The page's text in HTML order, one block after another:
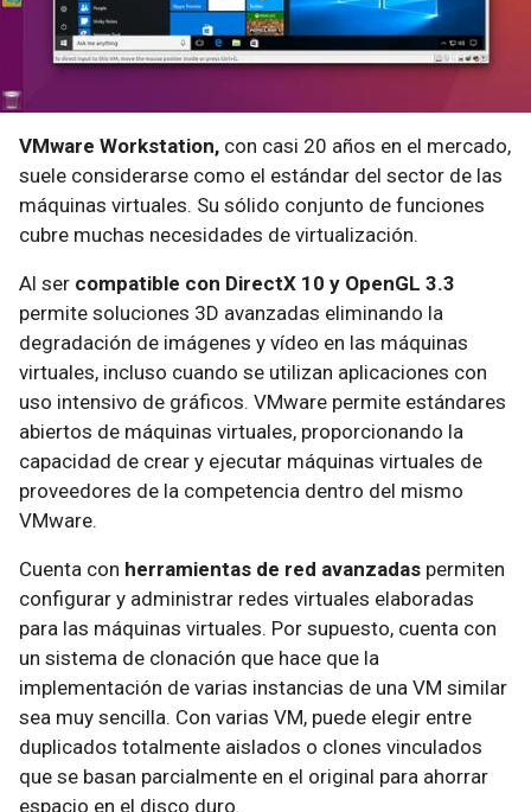
VMware Workstation, con casi 20 años en el mercado,
suele considerarse como el estándar del sector de las
máquinas virtuales. Su sólido conjunto de funciones
cubre muchas necesidades de virtualización.
Al ser compatible con DirectX 10 y OpenGL 3.3
permite soluciones 3D avanzadas eliminando la
degradación de imágenes y vídeo en las máquinas
virtuales, incluso cuando se utilizan aplicaciones con
uso intensivo de gráficos. VMware permite estándares
abiertos de máquinas virtuales, proporcionando la
capacidad de crear y ejecutar máquinas virtuales de
proveedores de la competencia dentro del mismo
VMware.
Cuenta con herramientas de red avanzadas permiten
configurar y administrar redes virtuales elaboradas
para las máquinas virtuales. Por supuesto, cuenta con
un sistema de clonación que hace que la
implementación de varias instancias de una VM similar
sea muy sencilla. Con varias VM, puede elegir entre
duplicados totalmente aislados o clones vinculados
que se basan parcialmente en el original para ahorrar
espacio en el disco duro.